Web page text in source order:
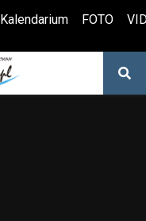
Kalendarium FOTO